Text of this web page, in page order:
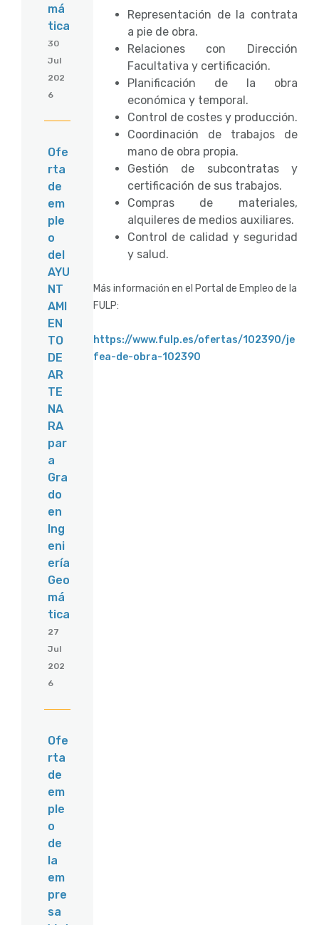
má
tica
30
Jul
202
6
Ofe
rta
de
em
ple
o
del
AYU
NT
AMI
EN
TO
DE
AR
TE
NA
RA
par
a
Gra
do
en
Ing
eni
ería
Geo
má
tica
27
Jul
202
6
Ofe
rta
de
em
ple
o
de
la
em
pre
sa
Representación de la contrata
a pie de obra.
Relaciones con Dirección
Facultativa y certificación.
Planificación de la obra
económica y temporal.
Control de costes y producción.
Coordinación de trabajos de
mano de obra propia.
Gestión de subcontratas y
certificación de sus trabajos.
Compras de materiales,
alquileres de medios auxiliares.
Control de calidad y seguridad
y salud.
Más información en el Portal de Empleo de la
FULP:
https://www.fulp.es/ofertas/102390/je
fea-de-obra-102390